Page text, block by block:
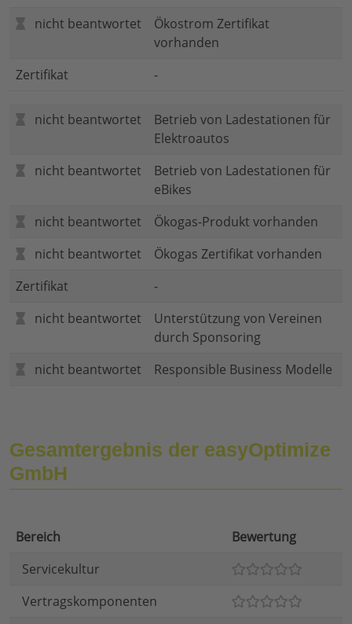
nicht beantwortet
Ökostrom Zertifikat
vorhanden
Zertifikat
-
nicht beantwortet
Betrieb von Ladestationen für
Elektroautos
nicht beantwortet
Betrieb von Ladestationen für
eBikes
nicht beantwortet
Ökogas-Produkt vorhanden
nicht beantwortet
Ökogas Zertifikat vorhanden
Zertifikat
-
nicht beantwortet
Unterstützung von Vereinen
durch Sponsoring
nicht beantwortet
Responsible Business Modelle
Gesamtergebnis der easyOptimize
GmbH
Bereich
Bewertung
Servicekultur
Vertragskomponenten